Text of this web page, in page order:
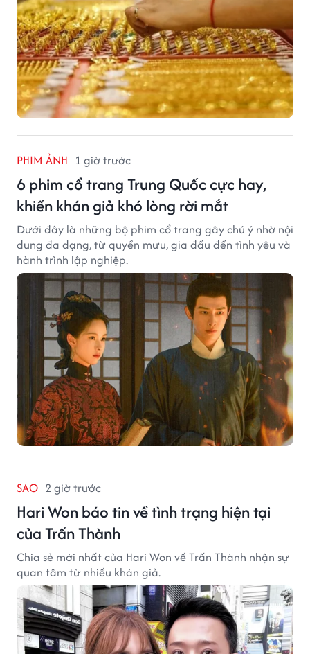
PHIM ẢNH 1 giờ trước
6 phim cổ trang Trung Quốc cực hay,
khiến khán giả khó lòng rời mắt
Dưới đây là những bộ phim cổ trang gây chú ý nhờ nội
dung đa dạng, từ quyền mưu, gia đấu đến tình yêu và
hành trình lập nghiệp.
SAO 2 giờ trước
Hari Won báo tin về tình trạng hiện tại
của Trấn Thành
Chia sẻ mới nhất của Hari Won về Trấn Thành nhận sự
quan tâm từ nhiều khán giả.